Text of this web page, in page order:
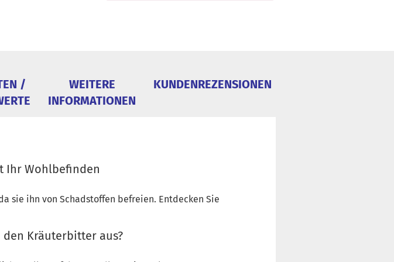
/
WEITERE
INFORMATIONEN
KUNDENREZENSIONEN
Ihr Wohlbefinden
sie ihn von Schadstoffen befreien. Entdecken Sie
Kräuterbitter aus?